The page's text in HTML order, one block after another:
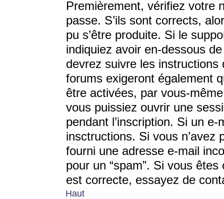
Premièrement, vérifiez votre
passe. S’ils sont corrects,
pu s’être produite. Si le
indiquiez avoir en-dessous
devrez suivre les
forums exigeront également
être activées, par vous-
vous puissiez ouvrir une
pendant l’inscription. Si un
insctructions. Si vous n’avez
fourni une adresse e-mail
pour un “spam”. Si vous
est correcte, essayez de
Haut